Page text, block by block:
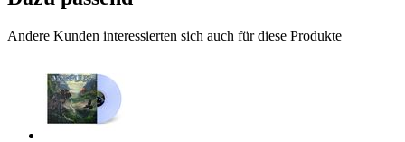
Andere Kunden interessierten sich auch für diese Produkte